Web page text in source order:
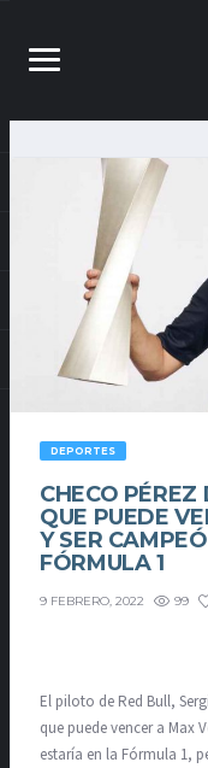
DEPORTES
CHECO PÉREZ
QUE PUEDE
Y SER
FÓRMULA 1
9 FEBRERO, 2022 99
El piloto de Red Bull,
que puede vencer a Max
estaría en la Fórmula 1,